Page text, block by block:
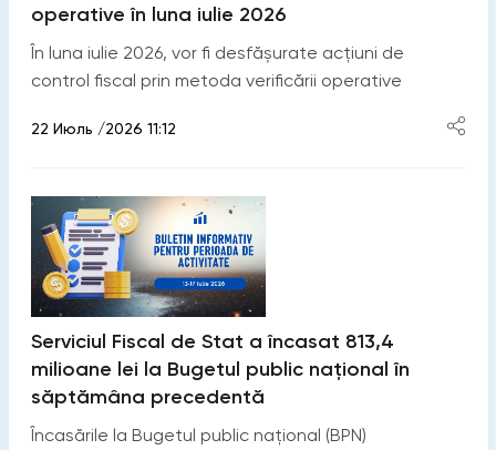
operative în luna iulie 2026
În luna iulie 2026, vor fi desfășurate acțiuni de
control fiscal prin metoda verificării operative
22 Июль /2026 11:12
Serviciul Fiscal de Stat a încasat 813,4
milioane lei la Bugetul public național în
săptămâna precedentă
Încasările la Bugetul public național (BPN)